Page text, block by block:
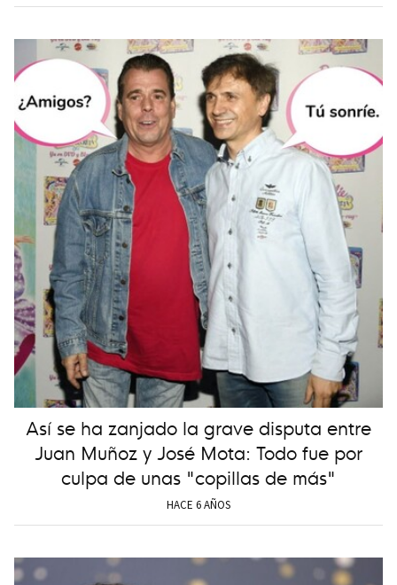
Así se ha zanjado la grave disputa entre
Juan Muñoz y José Mota: Todo fue por
culpa de unas "copillas de más"
HACE 6 AÑOS